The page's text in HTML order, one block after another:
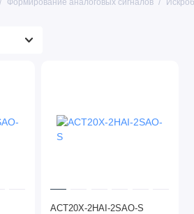
Формирование аналоговых сигналов
ACT20X-2HAI-2SAO-S